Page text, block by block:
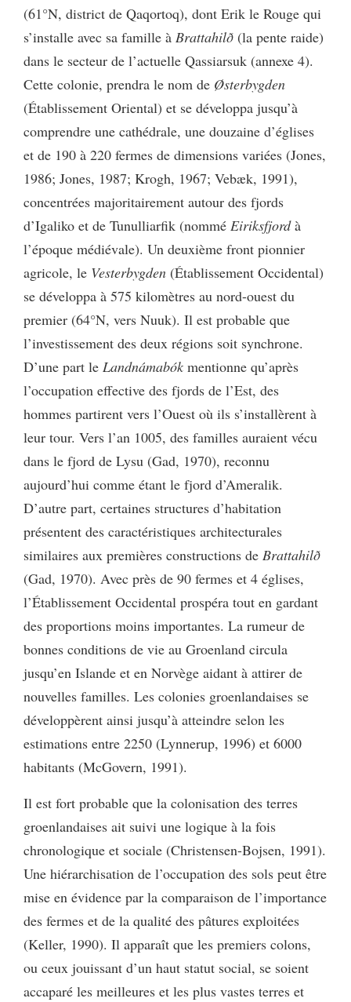
(61°N, district de Qaqortoq), dont Erik le Rouge qui
s’installe avec sa famille à Brattahilð (la pente raide)
dans le secteur de l’actuelle Qassiarsuk (annexe 4).
Cette colonie, prendra le nom de Østerbygden
(Établissement Oriental) et se développa jusqu’à
comprendre une cathédrale, une douzaine d’églises
et de 190 à 220 fermes de dimensions variées (Jones,
1986; Jones, 1987; Krogh, 1967; Vebæk, 1991),
concentrées majoritairement autour des fjords
d’Igaliko et de Tunulliarfik (nommé Eiriksfjordà
l’époque médiévale). Un deuxième front pionnier
agricole, le Vesterbygden (Établissement Occidental)
se développa à 575 kilomètres au nord-ouest du
premier (64°N, vers Nuuk). Il est probable que
l’investissement des deux régions soit synchrone.
D’une part le Landnámabók mentionne qu’après
l’occupation effective des fjords de l’Est, des
hommes partirent vers l’Ouest où ils s’installèrent à
leur tour. Vers l’an 1005, des familles auraient vécu
dans le fjord de Lysu (Gad, 1970), reconnu
aujourd’hui comme étant le fjord d’Ameralik.
D’autre part, certaines structures d’habitation
présentent des caractéristiques architecturales
similaires aux premières constructions de Brattahilð
(Gad, 1970). Avec près de 90 fermes et 4 églises,
l’Établissement Occidental prospéra tout en gardant
des proportions moins importantes. La rumeur de
bonnes conditions de vie au Groenland circula
jusqu’en Islande et en Norvège aidant à attirer de
nouvelles familles. Les colonies groenlandaises se
développèrent ainsi jusqu’à atteindre selon les
estimations entre 2250 (Lynnerup, 1996) et 6000
habitants (McGovern, 1991).
Il est fort probable que la colonisation des terres
groenlandaises ait suivi une logique à la fois
chronologique et sociale (Christensen-Bojsen, 1991).
Une hiérarchisation de l’occupation des sols peut être
mise en évidence par la comparaison de l’importance
des fermes et de la qualité des pâtures exploitées
(Keller, 1990). Il apparaît que les premiers colons,
ou ceux jouissant d’un haut statut social, se soient
accaparé les meilleures et les plus vastes terres et